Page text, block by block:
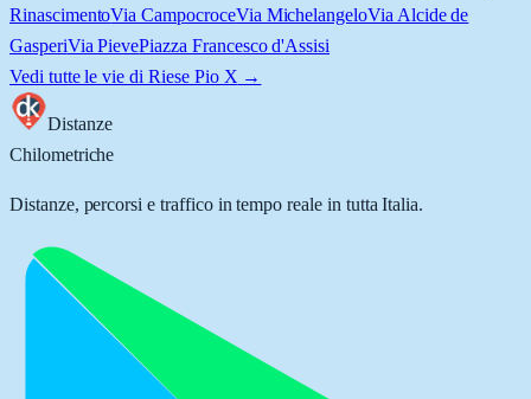
RinascimentoVia CampocroceVia MichelangeloVia Alcide de
GasperiVia PievePiazza Francesco d'Assisi
Vedi tutte le vie di Riese Pio X →
Distanze
Chilometriche
Distanze, percorsi e traffico in tempo reale in tutta Italia.